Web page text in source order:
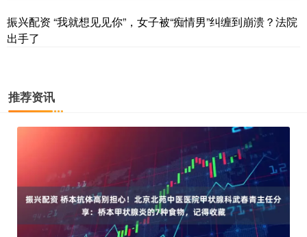
振兴配资 “我就想见见你”，女子被“痴情男”纠缠到崩溃？法院
出手了
推荐资讯